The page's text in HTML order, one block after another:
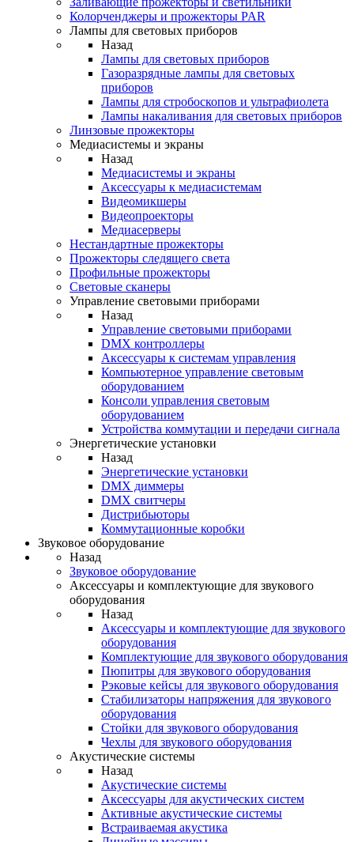
Колорченджеры и прожекторы PAR
Лампы для световых приборов
Назад
Лампы для световых приборов
Газоразрядные лампы для световых
приборов
Лампы для стробоскопов и ультрафиолета
Лампы накаливания для световых приборов
Линзовые прожекторы
Медиасистемы и экраны
Назад
Медиасистемы и экраны
Аксессуары к медиасистемам
Видеомикшеры
Видеопроекторы
Медиасерверы
Нестандартные прожекторы
Прожекторы следящего света
Профильные прожекторы
Световые сканеры
Управление световыми приборами
Назад
Управление световыми приборами
DMX контроллеры
Аксессуары к системам управления
Компьютерное управление световым
оборудованием
Консоли управления световым
оборудованием
Устройства коммутации и передачи сигнала
Энергетические установки
Назад
Энергетические установки
DMX диммеры
DMX свитчеры
Дистрибьюторы
Коммутационные коробки
Звуковое оборудование
Назад
Звуковое оборудование
Аксессуары и комплектующие для звукового
оборудования
Назад
Аксессуары и комплектующие для звукового
оборудования
Комплектующие для звукового оборудования
Пюпитры для звукового оборудования
Рэковые кейсы для звукового оборудования
Стабилизаторы напряжения для звукового
оборудования
Стойки для звукового оборудования
Чехлы для звукового оборудования
Акустические системы
Назад
Акустические системы
Аксессуары для акустических систем
Активные акустические системы
Встраиваемая акустика